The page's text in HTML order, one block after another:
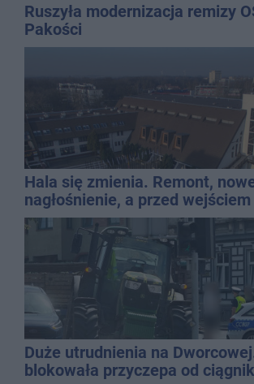
Ruszyła modernizacja remizy
Pakości
Hala się zmienia. Remont,
nagłośnienie, a przed
QEMETICA ARENA
Duże utrudnienia na
blokowała przyczepa od